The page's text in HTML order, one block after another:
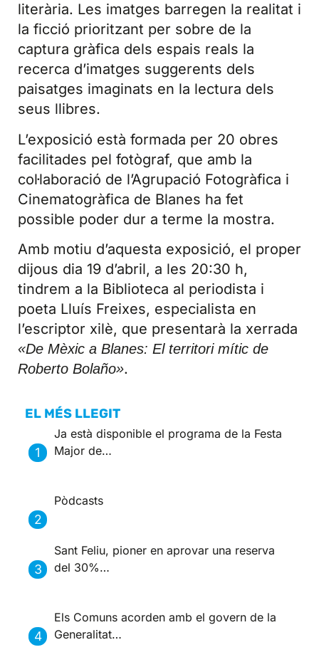
literària. Les imatges barregen la realitat i
la ficció prioritzant per sobre de la
captura gràfica dels espais reals la
recerca d’imatges suggerents dels
paisatges imaginats en la lectura dels
seus llibres.
L’exposició està formada per 20 obres
facilitades pel fotògraf, que amb la
col·laboració de l’Agrupació Fotogràfica i
Cinematogràfica de Blanes ha fet
possible poder dur a terme la mostra.
Amb motiu d’aquesta exposició, el proper
dijous dia 19 d’abril, a les 20:30 h,
tindrem a la Biblioteca al periodista i
poeta Lluís Freixes, especialista en
l’escriptor xilè, que presentarà la xerrada
«De Mèxic a Blanes: El territori mític de
Roberto Bolaño».
EL MÉS LLEGIT
Ja està disponible el programa de la Festa
Major de…
Pòdcasts
Sant Feliu, pioner en aprovar una reserva
del 30%…
Els Comuns acorden amb el govern de la
Generalitat…